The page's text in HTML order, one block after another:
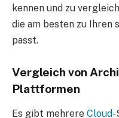
kennen und zu
die am besten zu Ihren
passt.
Vergleich von
Plattformen
Es gibt mehrere Cloud-